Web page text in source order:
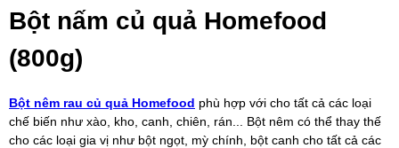
Bột nấm củ quả Homefood
(800g)
Bột nêm rau củ quả Homefood phù hợp với cho tất cả các loại
chế biến như xào, kho, canh, chiên, rán... Bột nêm có thể thay thế
cho các loại gia vị như bột ngọt, mỳ chính, bột canh cho tất cả các